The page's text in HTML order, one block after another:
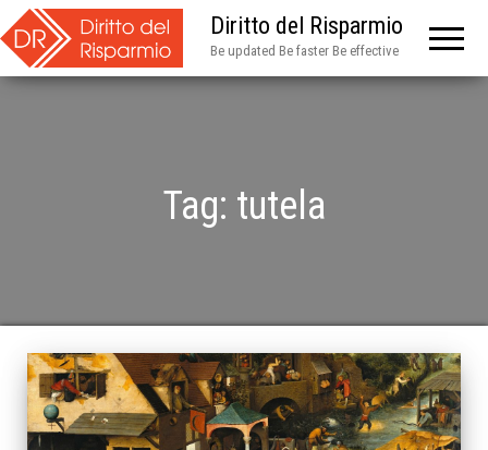
Diritto del Risparmio
Be updated Be faster Be effective
Tag: tutela